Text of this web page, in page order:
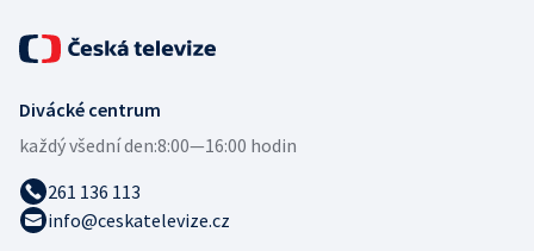
Divácké centrum
každý všední den:8:00—16:00 hodin
261 136 113
info@ceskatelevize.cz